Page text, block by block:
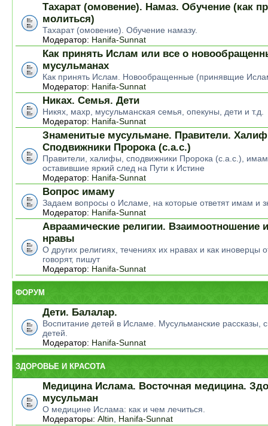
Тахарат (омовение). Намаз. Обучение (как
молиться)
Тахарат (омовение). Обучение намазу.
Модератор: Hanifa-Sunnat
Как принять Ислам или все о
мусульманах
Как принять Ислам. Новообращенные (принявщие
Модератор: Hanifa-Sunnat
Никах. Семья. Дети
Никях, махр, мусульманская семья, опекуны, дети и т.д.
Модератор: Hanifa-Sunnat
Знаменитые мусульмане. Правители.
Сподвижники Пророка (с.а.с.)
Правители, халифы, сподвижники Пророка (с.а.с.),
оставившие яркий след на Пути к Истине
Модератор: Hanifa-Sunnat
Вопрос имаму
Задаем вопросы о Исламе, на которые ответят имам и
Модератор: Hanifa-Sunnat
Авраамические религии. Взаимоотношение
нравы
О других религиях, течениях их нравах и как иноверцы
говорят, пишут
Модератор: Hanifa-Sunnat
ФОРУМ
Дети. Балалар.
Воспитание детей в Исламе. Мусульманские рассказы,
детей.
Модератор: Hanifa-Sunnat
ЗДОРОВЬЕ И КРАСОТА
Медицина Ислама. Восточная медицина.
мусульман
О медицине Ислама: как и чем лечиться.
Модераторы: Altin Hanifa-Sunnat